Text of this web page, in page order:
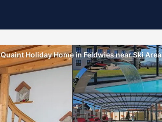
Quaint Holiday Home in Feldwies near Ski Area